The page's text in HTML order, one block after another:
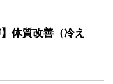
体質改善（冷え